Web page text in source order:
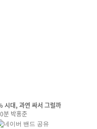
시대, 과연 싸서 그럴까
분 박홍준